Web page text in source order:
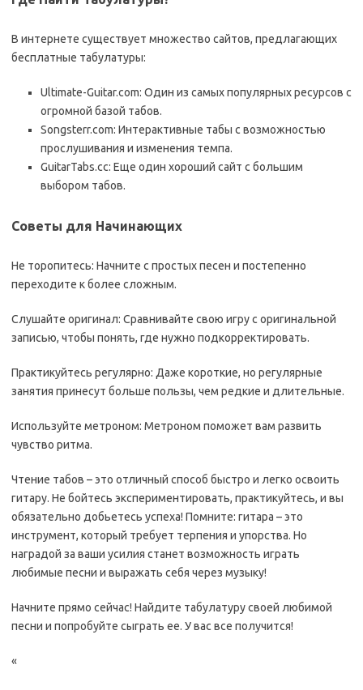
В интернете существует множество сайтов, предлагающих
бесплатные табулатуры:
Ultimate-Guitar.com: Один из самых популярных ресурсов с
огромной базой табов.
Songsterr.com: Интерактивные табы с возможностью
прослушивания и изменения темпа.
GuitarTabs.cc: Еще один хороший сайт с большим
выбором табов.
Советы для Начинающих
Не торопитесь: Начните с простых песен и постепенно
переходите к более сложным.
Слушайте оригинал: Сравнивайте свою игру с оригинальной
записью, чтобы понять, где нужно подкорректировать.
Практикуйтесь регулярно: Даже короткие, но регулярные
занятия принесут больше пользы, чем редкие и длительные.
Используйте метроном: Метроном поможет вам развить
чувство ритма.
Чтение табов – это отличный способ быстро и легко освоить
гитару. Не бойтесь экспериментировать, практикуйтесь, и вы
обязательно добьетесь успеха! Помните: гитара – это
инструмент, который требует терпения и упорства. Но
наградой за ваши усилия станет возможность играть
любимые песни и выражать себя через музыку!
Начните прямо сейчас! Найдите табулатуру своей любимой
песни и попробуйте сыграть ее. У вас все получится!
«